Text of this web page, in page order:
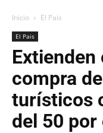
Inicio El Pais
El Pais
Extienden
compra
turísticos
del 50